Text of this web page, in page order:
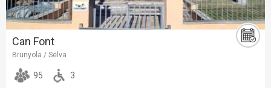
Can Font
Brunyola / Selva
95 3